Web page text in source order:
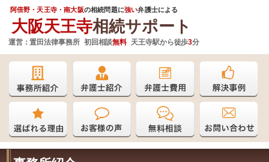
阿倍野・天王寺・南大阪の相続問題に強い弁護士による
大阪天王寺相続サポート
運営：置田法律事務所 初回相談無料 天王寺駅から徒歩3分